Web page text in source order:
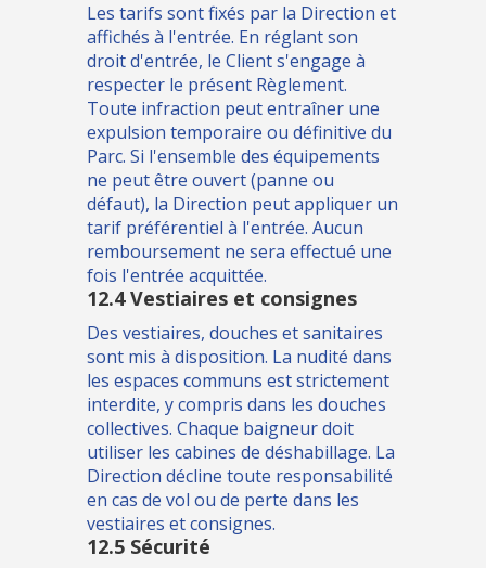
Les tarifs sont fixés par la Direction et
affichés à l'entrée. En réglant son
droit d'entrée, le Client s'engage à
respecter le présent Règlement.
Toute infraction peut entraîner une
expulsion temporaire ou définitive du
Parc. Si l'ensemble des équipements
ne peut être ouvert (panne ou
défaut), la Direction peut appliquer un
tarif préférentiel à l'entrée. Aucun
remboursement ne sera effectué une
fois l'entrée acquittée.
12.4 Vestiaires et consignes
Des vestiaires, douches et sanitaires
sont mis à disposition. La nudité dans
les espaces communs est strictement
interdite, y compris dans les douches
collectives. Chaque baigneur doit
utiliser les cabines de déshabillage. La
Direction décline toute responsabilité
en cas de vol ou de perte dans les
vestiaires et consignes.
12.5 Sécurité